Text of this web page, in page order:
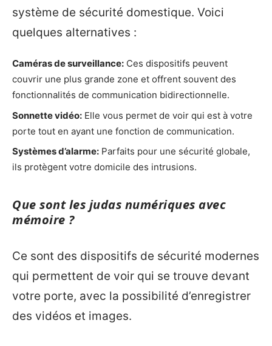
système de sécurité domestique. Voici
quelques alternatives :
Caméras de surveillance: Ces dispositifs peuvent
couvrir une plus grande zone et offrent souvent des
fonctionnalités de communication bidirectionnelle.
Sonnette vidéo: Elle vous permet de voir qui est à votre
porte tout en ayant une fonction de communication.
Systèmes d’alarme: Parfaits pour une sécurité globale,
ils protègent votre domicile des intrusions.
Que sont les judas numériques avec
mémoire ?
Ce sont des dispositifs de sécurité modernes
qui permettent de voir qui se trouve devant
votre porte, avec la possibilité d’enregistrer
des vidéos et images.